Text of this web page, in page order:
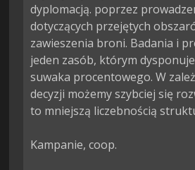
dyplomacją. poprzez
dotyczących przejętych
zawieszenia broni. Badania i
jeden zasób, którym
suwaka procentowego. W
decyzji możemy szybciej się
to mniejszą liczebnością
Kampanie, coop.